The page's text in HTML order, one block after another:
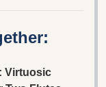
Virtuosic